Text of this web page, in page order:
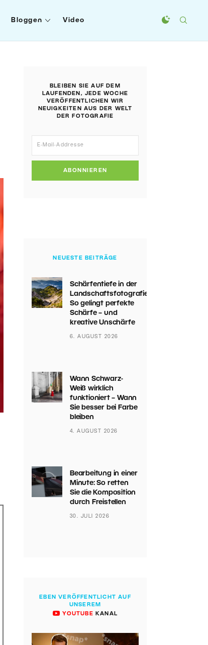
Bloggen Video
BLEIBEN SIE AUF DEM
LAUFENDEN, JEDE WOCHE
VERÖFFENTLICHEN WIR
NEUIGKEITEN AUS DER WELT
DER FOTOGRAFIE
ABONNIEREN
NEUESTE BEITRÄGE
Schärfentiefe in der
Landschaftsfotografie:
So gelingt perfekte
Schärfe – und
kreative Unschärfe
6. AUGUST 2026
Wann Schwarz-
Weiß wirklich
funktioniert – Wann
Sie besser bei Farbe
bleiben
4. AUGUST 2026
Bearbeitung in einer
Minute: So retten
Sie die Komposition
durch Freistellen
30. JULI 2026
EBEN VERÖFFENTLICHT AUF
UNSEREM
YOUTUBE KANAL